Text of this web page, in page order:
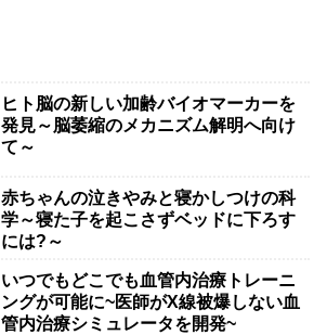
ヒト脳の新しい加齢バイオマーカーを
発見～脳萎縮のメカニズム解明へ向け
て～
赤ちゃんの泣きやみと寝かしつけの科
学～寝た子を起こさずベッドに下ろす
には?～
いつでもどこでも血管内治療トレーニ
ングが可能に~医師がX線被爆しない血
管内治療シミュレータを開発~